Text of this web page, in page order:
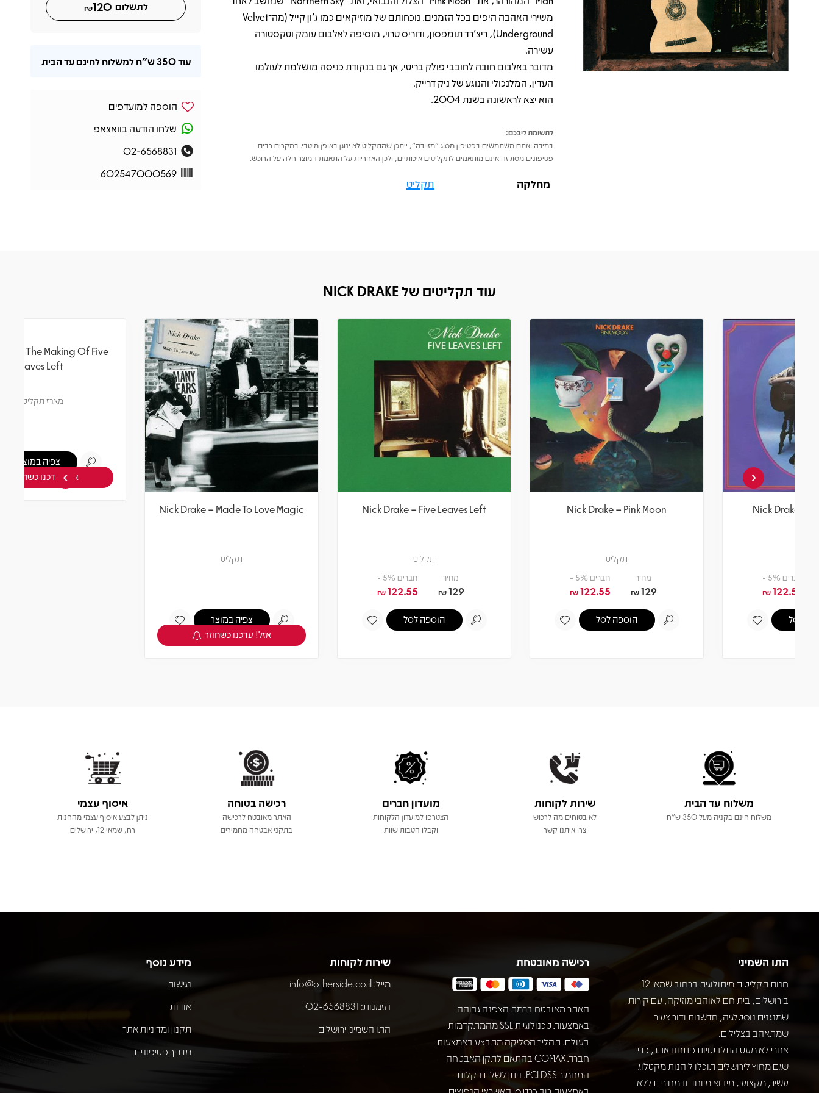
משירי האהבה היפים בכל הזמנים. נוכחותם של מוזיקאים כמו ג'ון קייל (מה־Velvet
Underground), ריצ'רד תומפסון, ודוריס טרוי, מוסיפה לאלבום עומק וטקסטורה
עשירה.
מדובר באלבום חובה לחובבי פולק בריטי, אך גם בנקודת כניסה מושלמת לעולמו
העדין, המלנכולי והנוגע של ניק דרייק.
הוא יצא לראשונה בשנת 2004.
לתשומת ליבכם:
במידה ואתם משתמשים בפטיפון מסוג "מזוודה", ייתכן שהתקליט לא ינוגן באופן מיטבי. במקרים רבים
פטיפונים מסוג זה אינם מותאמים לתקליטים איכותיים, ולכן האחריות על התאמת המוצר חלה על הרוכש.
מחלקה תקליט
לתשלום 120
₪
עוד350 ש"ח למשלוח לחינם עד הבית
הוספה למועדפים
שלחו הודעה בוואצאפ
02-6568831
602547000569
עוד תקליטים של NICK DRAKE
Nick Drake – Pink Moon
₪
Nick Drake – Five Leaves Left
₪
Nick Drake – Made To Love Magic
אזל! עדכנו כשחוזר
Nick Drake – The Making Of Five
אזל! עדכנו כשחוזר
‹
›
משלוח עד הבית
משלוח חינם בקניה מעל 350 ש"ח
שירות לקוחות
לא בטוחים מה לרכוש
צרו איתנו קשר
מועדון חברים
הצטרפו למועדון הלקוחות
וקבלו הטבות שוות
רכישה בטוחה
האתר מאובטח לרכישה
בתקני אבטחה מחמירים
איסוף עצמי
ניתן לבצע איסוף עצמי מהחנות
רח, שמאי 12, ירושלים
התו השמיני
חנות תקליטים מיתולוגית ברחוב שמאי 12
בירושלים, בית חם לאוהבי מוזיקה, עם קירות
שמנגנים נוסטלגיה, חדשנות ודור צעיר
שמתאהב בצלילים.
אחרי לא מעט התלבטויות פתחנו אתר, כדי
שגם מחוץ לירושלים תוכלו ליהנות מקטלוג
עשיר, מקצועי, מיבוא מיוחד ובמחירים ללא
רכישה מאובטחת
האתר מאובטח ברמת הצפנה גבוהה
באמצעות טכנולוגיית SSL מהמתקדמות
בעולם. תהליך הסליקה מתבצע באמצעות
חברת COMAX בהתאם לתקן האבטחה
המחמיר PCI DSS. ניתן לשלם בקלות
שירות לקוחות
מייל: info@otherside.co.il
הזמנות: 02-6568831
התו השמיני ירושלים
מידע נוסף
נגישות
אודות
תקנון ומדיניות אתר
מדריך פטיפונים